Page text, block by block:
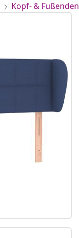
Kopf- & Fußenden